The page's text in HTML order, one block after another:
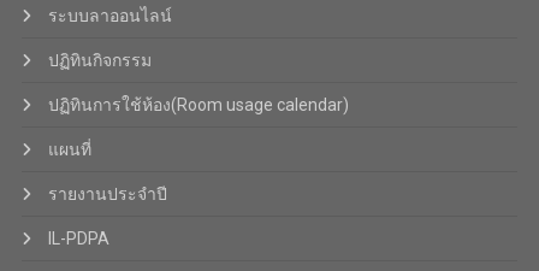
ระบบลาออนไลน์
ปฏิทินกิจกรรม
ปฏิทินการใช้ห้อง(Room usage calendar)
แผนที่
รายงานประจำปี
IL-PDPA